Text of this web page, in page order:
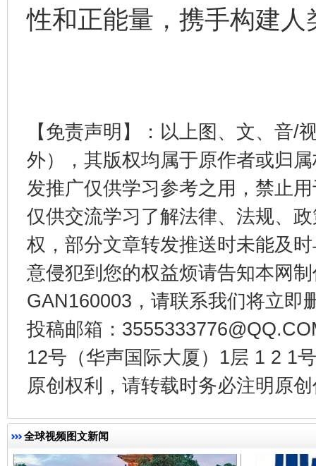
性和正能量，携手构建人
【免责声明】：以上图、文、音/
外），其版权均属于原作者或归
发推广仅供学习参考之用，禁止
仅供交流学习了解法律、法规、
权，部分文章转发推送时未能及
意侵犯到您的权益烦请告知本网
GAN160003，请联系我们将立即
投稿邮箱：
12号（华声国际大厦）1层 1 2 1
原创权利，请转载时务必注明原
全球视频图文新闻
东山县通报“牛蛙产品抗生素超标问题” 法